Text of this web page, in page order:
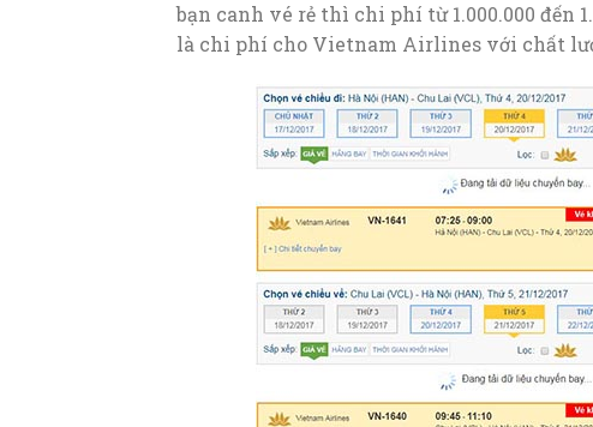
bạn canh vé rẻ thì chi phí từ 1.000.000 đến
là chi phí cho Vietnam Airlines với chất